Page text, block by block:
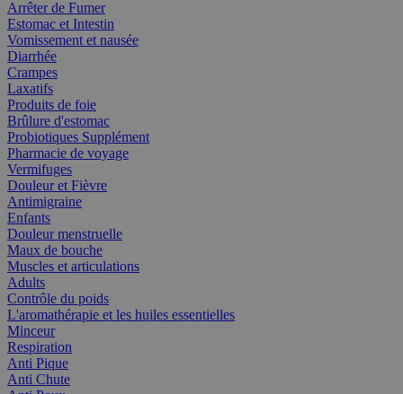
Arrêter de Fumer
Estomac et Intestin
Vomissement et nausée
Diarrhée
Crampes
Laxatifs
Produits de foie
Brûlure d'estomac
Probiotiques Supplément
Pharmacie de voyage
Vermifuges
Douleur et Fièvre
Antimigraine
Enfants
Douleur menstruelle
Maux de bouche
Muscles et articulations
Adults
Contrôle du poids
L'aromathérapie et les huiles essentielles
Minceur
Respiration
Anti Pique
Anti Chute